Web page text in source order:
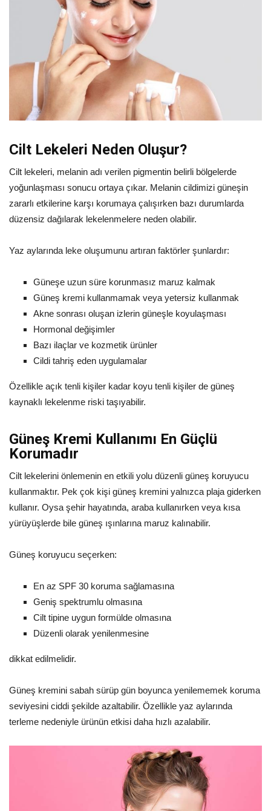
Cilt Lekeleri Neden Oluşur?
Cilt lekeleri, melanin adı verilen pigmentin belirli bölgelerde
yoğunlaşması sonucu ortaya çıkar. Melanin cildimizi güneşin
zararlı etkilerine karşı korumaya çalışırken bazı durumlarda
düzensiz dağılarak lekelenmelere neden olabilir.
Yaz aylarında leke oluşumunu artıran faktörler şunlardır:
Güneşe uzun süre korunmasız maruz kalmak
Güneş kremi kullanmamak veya yetersiz kullanmak
Akne sonrası oluşan izlerin güneşle koyulaşması
Hormonal değişimler
Bazı ilaçlar ve kozmetik ürünler
Cildi tahriş eden uygulamalar
Özellikle açık tenli kişiler kadar koyu tenli kişiler de güneş
kaynaklı lekelenme riski taşıyabilir.
Güneş Kremi Kullanımı En Güçlü
Korumadır
Cilt lekelerini önlemenin en etkili yolu düzenli güneş koruyucu
kullanmaktır. Pek çok kişi güneş kremini yalnızca plaja giderken
kullanır. Oysa şehir hayatında, araba kullanırken veya kısa
yürüyüşlerde bile güneş ışınlarına maruz kalınabilir.
Güneş koruyucu seçerken:
En az SPF 30 koruma sağlamasına
Geniş spektrumlu olmasına
Cilt tipine uygun formülde olmasına
Düzenli olarak yenilenmesine
dikkat edilmelidir.
Güneş kremini sabah sürüp gün boyunca yenilememek koruma
seviyesini ciddi şekilde azaltabilir. Özellikle yaz aylarında
terleme nedeniyle ürünün etkisi daha hızlı azalabilir.